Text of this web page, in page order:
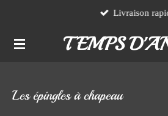
contenu
TEMPS
Livraison
Les épingles à chapeau